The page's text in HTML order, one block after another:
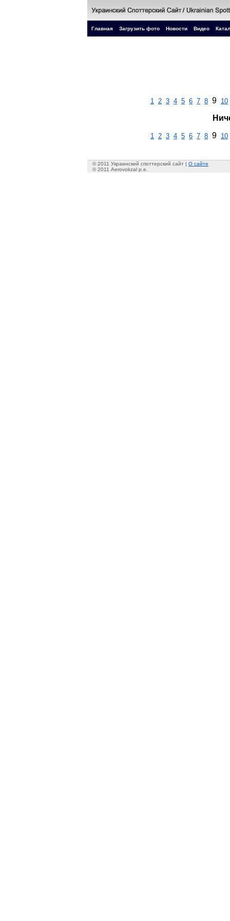
Главная Загрузить фото Новости Видео
1 2 3 4 5 6 7 8 9 10
1 2 3 4 5 6 7 8 9 10
© 2011 Украинский споттерский сайт | О сайте
© 2011 Aerovokzal p.e.